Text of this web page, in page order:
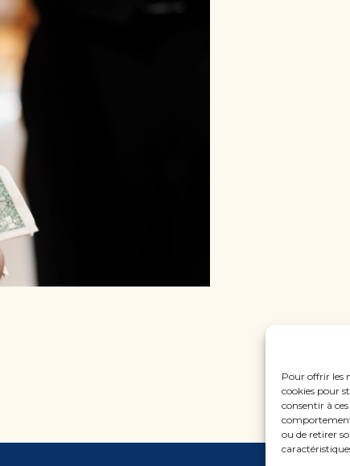
Pour offrir les
cookies pour
consentir à
ou de retirer